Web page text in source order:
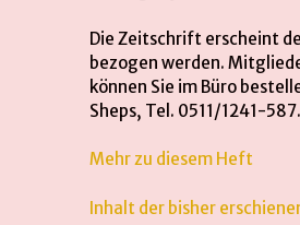
Die Zeitschrift erscheint
bezogen werden.
können Sie im Büro
Sheps, Tel. 0511/1241-587.
Mehr zu diesem Heft
Inhalt der bisher